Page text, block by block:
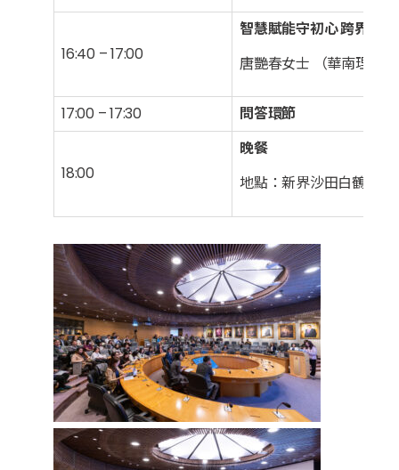
16:40 – 17:00
智慧賦能守初心 跨界融
唐艷春女士 （華南理工
17:00 – 17:30 問答環節
18:00
晚餐
地點：新界沙田白鶴汀